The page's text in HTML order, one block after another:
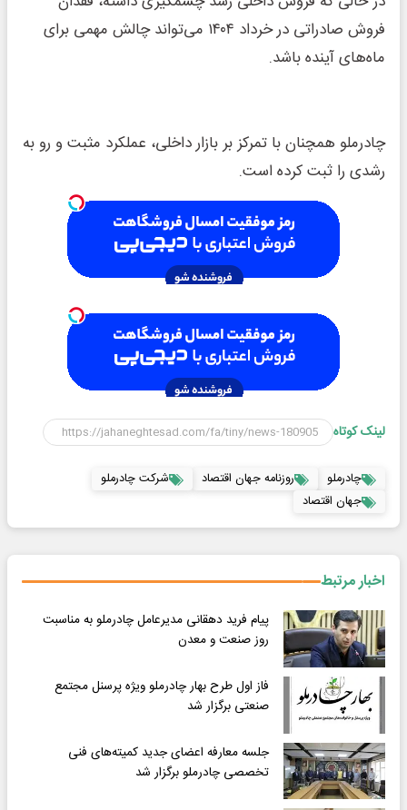
فروش صادراتی در خرداد ۱۴۰۴ می‌تواند چالش مهمی برای
ماه‌های آینده باشد.
چادرملو همچنان با تمرکز بر بازار داخلی، عملکرد مثبت و رو به
رشدی را ثبت کرده است.
لینک کوتاه
چادرملو روزنامه جهان اقتصاد
شرکت چادرملو
جهان اقتصاد
اخبار مرتبط
پیام فرید دهقانی مدیرعامل چادرملو به مناسبت
روز صنعت و معدن
فاز اول طرح بهار چادرملو ویژه پرسنل مجتمع
صنعتی برگزار شد
جلسه معارفه اعضای جدید کمیته‌های فنی
تخصصی چادرملو برگزار شد